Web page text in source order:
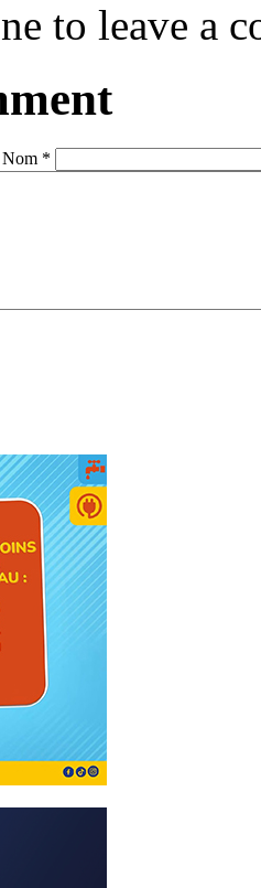
to leave a
Nom *